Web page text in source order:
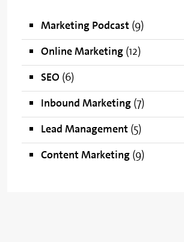
Marketing Podcast (9)
Online Marketing (12)
SEO (6)
Inbound Marketing (7)
Lead Management (5)
Content Marketing (9)